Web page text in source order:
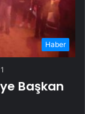
Haber
1
Başkan